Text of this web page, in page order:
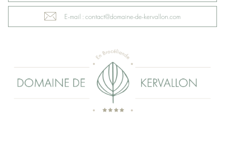
E-mail : contact@domaine-de-kervallon.com